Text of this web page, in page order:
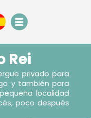
Rei
privado para
y también para
localidad
poco después